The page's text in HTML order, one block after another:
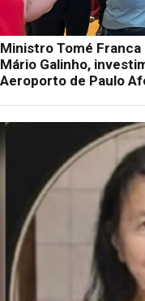
Ministro Tomé
Mário Galinho,
Aeroporto de Paulo